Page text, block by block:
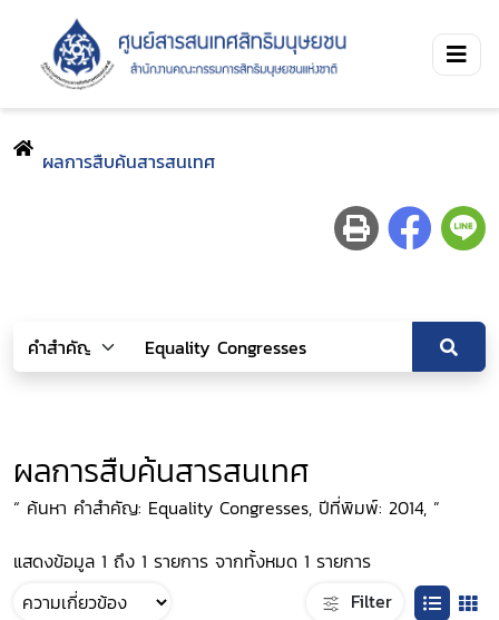
ผลการสืบค้นสารสนเทศ
ผลการสืบค้นสารสนเทศ
“ ค้นหา คำสำคัญ: Equality Congresses, ปีที่พิมพ์: 2014, ”
แสดงข้อมูล 1 ถึง 1 รายการ จากทั้งหมด 1 รายการ
Filter